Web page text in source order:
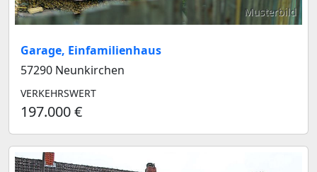
Musterbild
Garage, Einfamilienhaus
57290 Neunkirchen
VERKEHRSWERT
197.000 €